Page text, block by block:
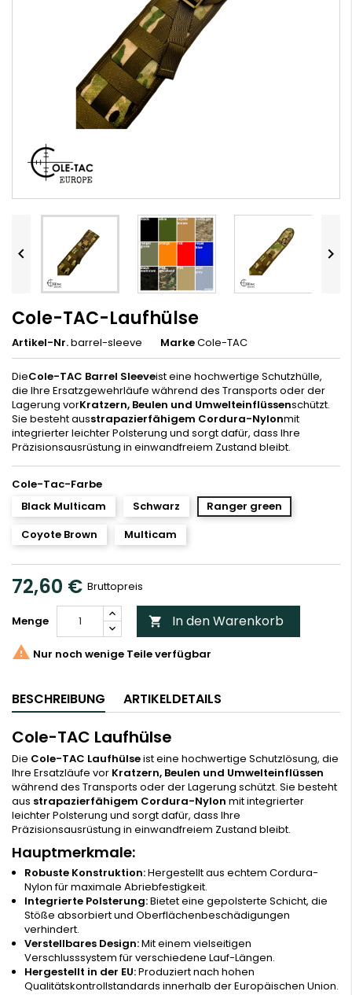
 
Cole-TAC-Laufhülse
Artikel-Nr.barrel-sleeve MarkeCole-TAC
DieCole-TAC Barrel Sleeveist eine hochwertige Schutzhülle,
die Ihre Ersatzgewehrläufe während des Transports oder der
Lagerung vorKratzern, Beulen und Umwelteinflüssenschützt.
Sie besteht ausstrapazierfähigem Cordura-Nylonmit
integrierter leichter Polsterung und sorgt dafür, dass Ihre
Präzisionsausrüstung in einwandfreiem Zustand bleibt.
Cole-Tac-Farbe
Black Multicam
Schwarz
Ranger green
Coyote Brown
Multicam
72,60 € Bruttopreis
Menge  In den Warenkorb
 Nur noch wenige Teile verfügbar
BESCHREIBUNG ARTIKELDETAILS
Cole-TAC Laufhülse
Die Cole-TAC Laufhülseist eine hochwertige Schutzlösung, die
Ihre Ersatzläufe vor Kratzern, Beulen und Umwelteinflüssen
während des Transports oder der Lagerung schützt. Sie besteht
aus strapazierfähigem Cordura-Nylon mit integrierter
leichter Polsterung und sorgt dafür, dass Ihre
Präzisionsausrüstung in einwandfreiem Zustand bleibt.
Hauptmerkmale:
Robuste Konstruktion:Hergestellt aus echtem Cordura-
Nylon für maximale Abriebfestigkeit.
Integrierte Polsterung:Bietet eine gepolsterte Schicht, die
Stöße absorbiert und Oberflächenbeschädigungen
verhindert.
Verstellbares Design:Mit einem vielseitigen
Verschlusssystem für verschiedene Lauf-Längen.
Hergestellt in der EU:Produziert nach hohen
Qualitätskontrollstandards innerhalb der Europäischen Union.